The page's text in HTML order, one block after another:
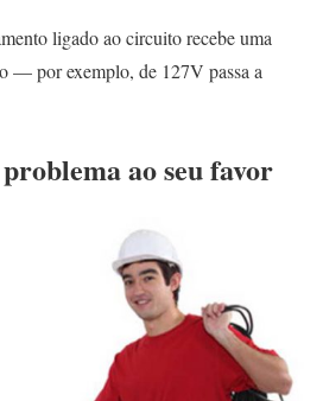
ligado ao circuito recebe uma
— por exemplo, de 127V passa a
ao seu favor